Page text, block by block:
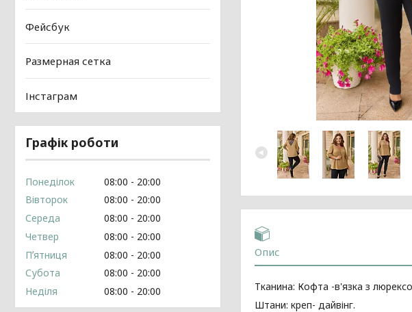
Опис
Тканина: Кофта -в'язка з
Штани: креп- дайвінг.
Фейсбук
Размерная сетка
Інстаграм
Графік роботи
Понеділок 08:00
20:00
Вівторок
08:00
20:00
Середа
08:00
20:00
Четвер
08:00
20:00
Пʼятниця
08:00
20:00
Субота
08:00
20:00
Неділя
08:00 20:00